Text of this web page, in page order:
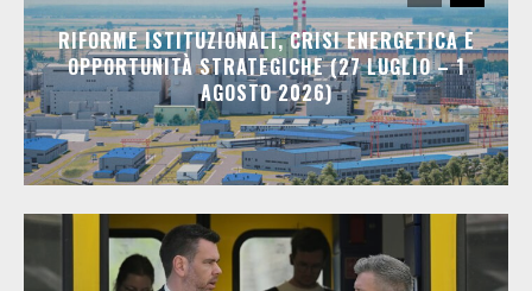
RIFORME ISTITUZIONALI, CRISI ENERGETICA E
OPPORTUNITÀ STRATEGICHE (27 LUGLIO – 1
AGOSTO 2026)